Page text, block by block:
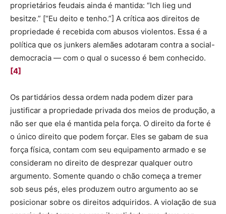
proprietários feudais ainda é mantida: “Ich lieg und
besitze.” [“Eu deito e tenho.”] A crítica aos direitos de
propriedade é recebida com abusos violentos. Essa é a
política que os junkers alemães adotaram contra a social-
democracia — com o qual o sucesso é bem conhecido.
[4]
Os partidários dessa ordem nada podem dizer para
justificar a propriedade privada dos meios de produção, a
não ser que ela é mantida pela força. O direito da forte é
o único direito que podem forçar. Eles se gabam de sua
força física, contam com seu equipamento armado e se
consideram no direito de desprezar qualquer outro
argumento. Somente quando o chão começa a tremer
sob seus pés, eles produzem outro argumento ao se
posicionar sobre os direitos adquiridos. A violação de sua